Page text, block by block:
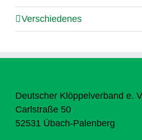
Verschiedenes
Deutscher Klöppelverband e.
Carlstraße 50
52531 Übach-Palenberg